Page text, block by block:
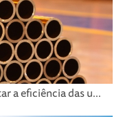
a eficiência das u...